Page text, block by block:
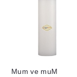
Mum ve muM